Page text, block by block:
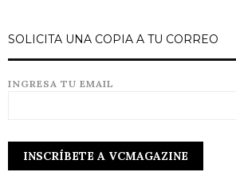
SOLICITA UNA COPIA A TU CORREO
INGRESA TU EMAIL